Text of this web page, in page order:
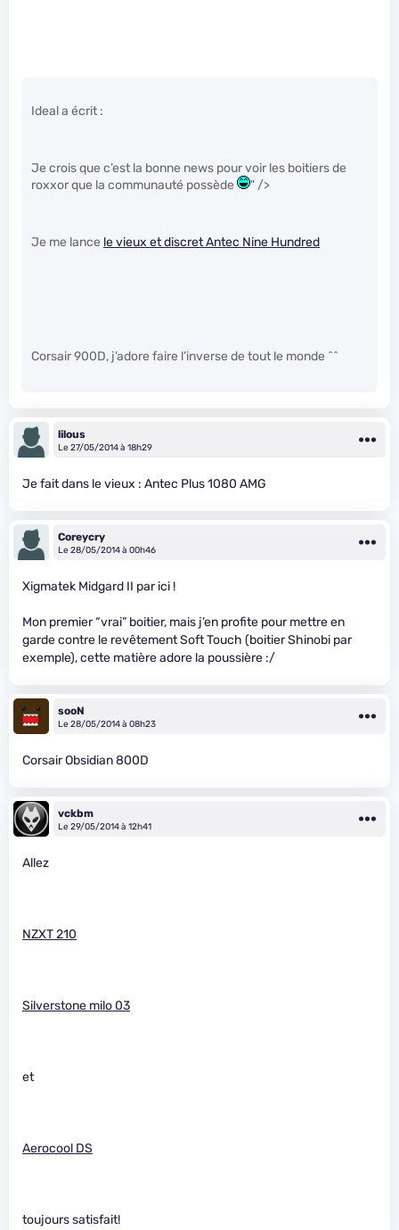
Ideal a écrit :
Je crois que c’est la bonne news pour voir les boitiers de
roxxor que la communauté possède
" />
Je me lance le vieux et discret Antec Nine Hundred
Corsair 900D, j’adore faire l’inverse de tout le monde ^^
lilous
Le 27/05/2014 à 18h29
Je fait dans le vieux : Antec Plus 1080 AMG
Coreycry
Le 28/05/2014 à 00h46
Xigmatek Midgard II par ici !
Mon premier “vrai” boitier, mais j’en profite pour mettre en
garde contre le revêtement Soft Touch (boitier Shinobi par
exemple), cette matière adore la poussière :/
sooN
Le 28/05/2014 à 08h23
Corsair Obsidian 800D
vckbm
Le 29/05/2014 à 12h41
Allez
NZXT 210
Silverstone milo 03
et
Aerocool DS
toujours satisfait!